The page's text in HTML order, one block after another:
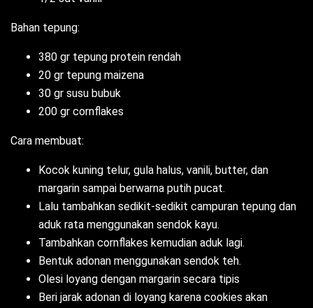
Bahan tepung:
380 gr tepung protein rendah
20 gr tepung maizena
30 gr susu bubuk
200 gr cornflakes
Cara membuat:
Kocok kuning telur, gula halus, vanili, butter, dan
margarin sampai berwarna putih pucat.
Lalu tambahkan sedikit-sedikit campuran tepung dan
aduk rata menggunakan sendok kayu.
Tambahkan cornflakes kemudian aduk lagi.
Bentuk adonan menggunakan sendok teh.
Olesi loyang dengan margarin secara tipis
Beri jarak adonan di loyang karena cookies akan